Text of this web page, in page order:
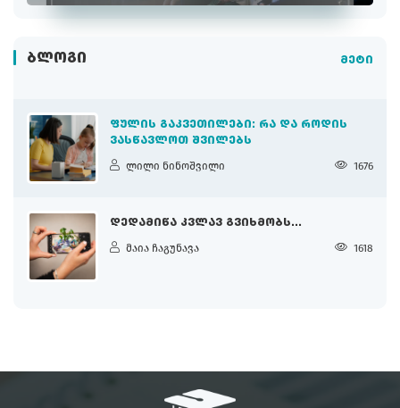
ᲑᲚᲝᲒᲘ მეტი
ᲤᲣᲚᲘᲡ ᲒᲐᲙᲕᲔᲗᲘᲚᲔᲑᲘ: ᲠᲐ ᲓᲐ ᲠᲝᲓᲘᲡ
ᲕᲐᲡᲬᲐᲕᲚᲝᲗ ᲨᲕᲘᲚᲔᲑᲡ
ლილი ნინოშვილი 1676
ᲓᲔᲓᲐᲛᲘᲬᲐ ᲙᲕᲚᲐᲕ ᲒᲕᲘᲮᲛᲝᲑᲡ...
მაია ჩაგუნავა 1618